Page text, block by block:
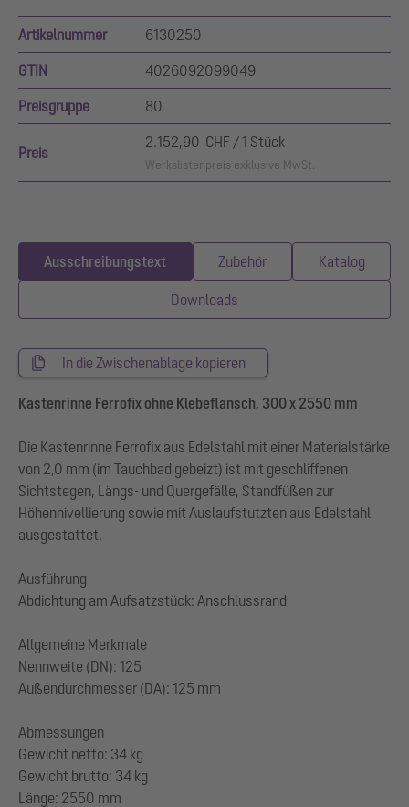
Artikelnummer 6130250
GTIN 4026092099049
Preisgruppe 80
Preis
2.152,90 CHF / 1 Stück
Werkslistenpreis exklusive MwSt.
Ausschreibungstext Zubehör Katalog
Downloads
In die Zwischenablage kopieren
Kastenrinne Ferrofix ohne Klebeflansch, 300 x 2550 mm
Die Kastenrinne Ferrofix aus Edelstahl mit einer Materialstärke
von 2,0 mm (im Tauchbad gebeizt) ist mit geschliffenen
Sichtstegen, Längs- und Quergefälle, Standfüßen zur
Höhennivellierung sowie mit Auslaufstutzten aus Edelstahl
ausgestattet.
Ausführung
Abdichtung am Aufsatzstück: Anschlussrand
Allgemeine Merkmale
Nennweite (DN): 125
Außendurchmesser (DA): 125 mm
Abmessungen
Gewicht netto: 34 kg
Gewicht brutto: 34 kg
Länge: 2550 mm